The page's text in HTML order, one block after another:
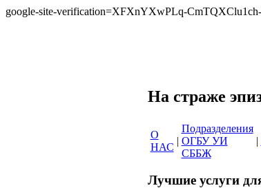
google-site-verification=XFXnYXwPLq-
На страже
О
НАС
|
Подразделения
ОГБУ УИ
СББЖ
|
Лучшие услуги